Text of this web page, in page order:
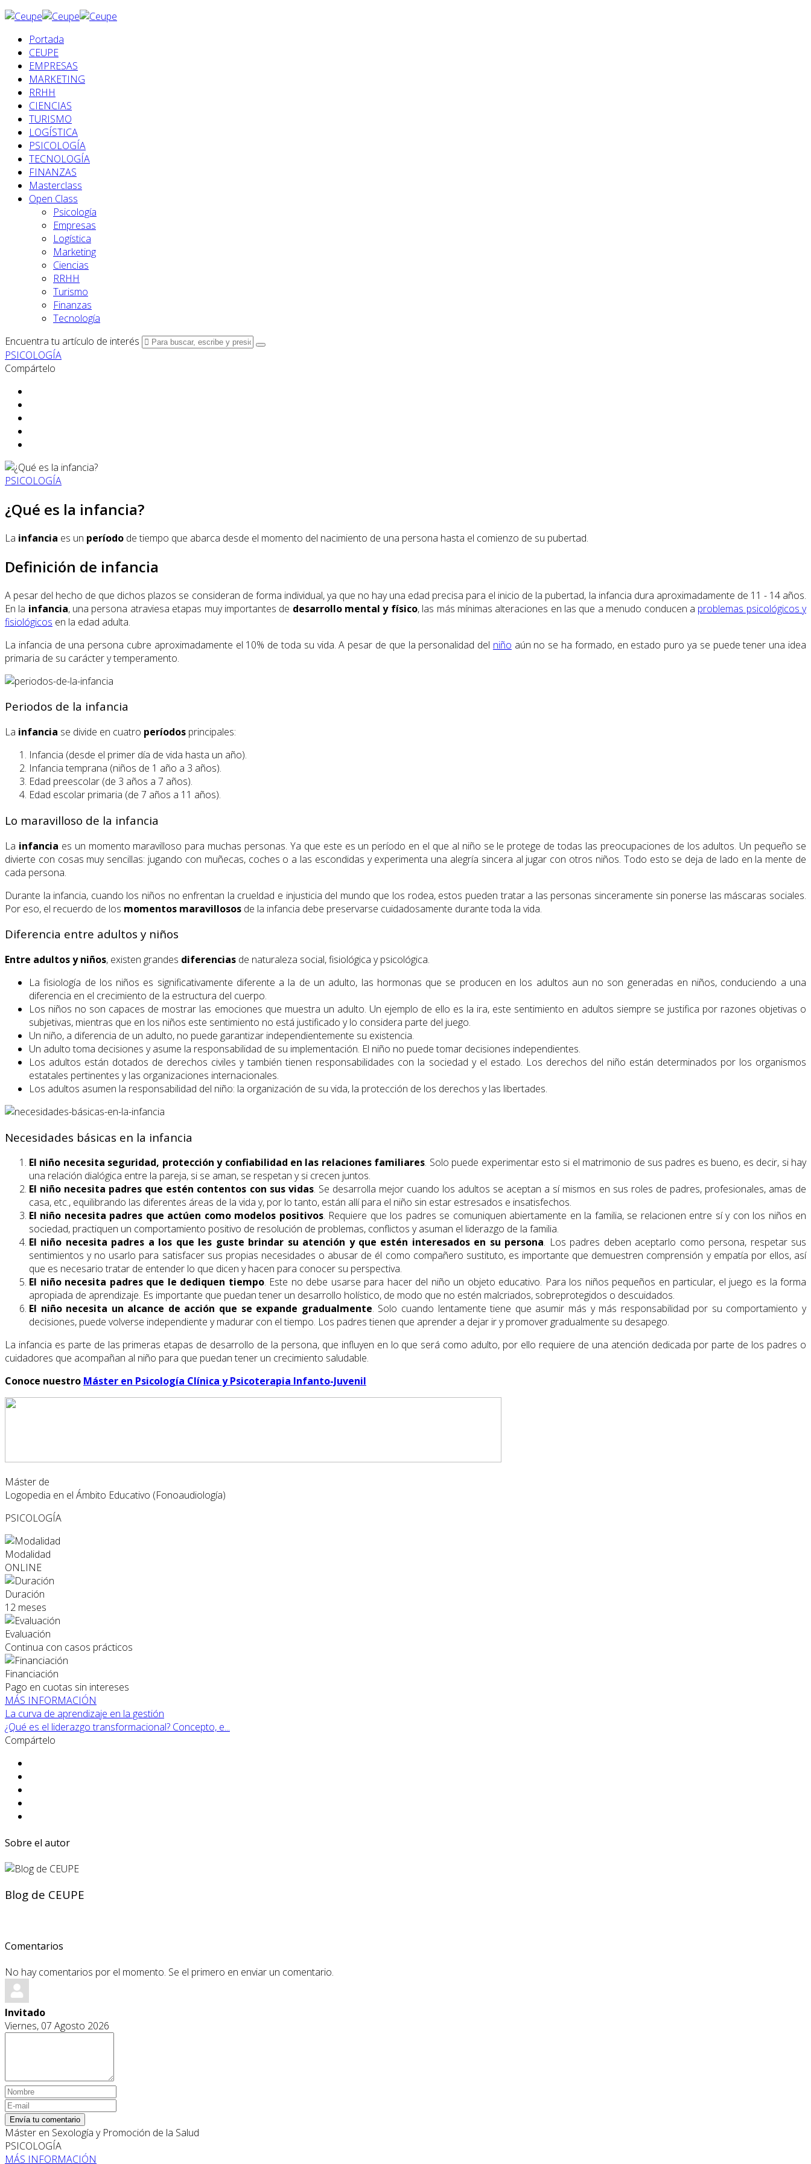
Portada
CEUPE
EMPRESAS
MARKETING
RRHH
CIENCIAS
TURISMO
LOGÍSTICA
PSICOLOGÍA
TECNOLOGÍA
FINANZAS
Masterclass
Open Class
Psicología
Empresas
Logística
Marketing
Ciencias
RRHH
Turismo
Finanzas
Tecnología
Encuentra tu artículo de interés
PSICOLOGÍA
Compártelo
PSICOLOGÍA
¿Qué es la infancia?
La infancia es un período de tiempo que abarca desde el momento del nacimiento de una persona hasta el comienzo de su pubertad.
Definición de infancia
A pesar del hecho de que dichos plazos se consideran de forma individual, ya que no hay una edad precisa para el inicio de la pubertad, la infancia dura aproximadamente de 11 - 14 años.
En la infancia, una persona atraviesa etapas muy importantes de desarrollo mental y físico, las más mínimas alteraciones en las que a menudo conducen a problemas psicológicos y
fisiológicos en la edad adulta.
La infancia de una persona cubre aproximadamente el 10% de toda su vida. A pesar de que la personalidad del niño aún no se ha formado, en estado puro ya se puede tener una idea
primaria de su carácter y temperamento.
Periodos de la infancia
La infancia se divide en cuatro períodos principales:
Infancia (desde el primer día de vida hasta un año).
Infancia temprana (niños de 1 año a 3 años).
Edad preescolar (de 3 años a 7 años).
Edad escolar primaria (de 7 años a 11 años).
Lo maravilloso de la infancia
La infancia es un momento maravilloso para muchas personas. Ya que este es un período en el que al niño se le protege de todas las preocupaciones de los adultos. Un pequeño se
divierte con cosas muy sencillas: jugando con muñecas, coches o a las escondidas y experimenta una alegría sincera al jugar con otros niños. Todo esto se deja de lado en la mente de
cada persona.
Durante la infancia, cuando los niños no enfrentan la crueldad e injusticia del mundo que los rodea, estos pueden tratar a las personas sinceramente sin ponerse las máscaras sociales.
Por eso, el recuerdo de los momentos maravillosos de la infancia debe preservarse cuidadosamente durante toda la vida.
Diferencia entre adultos y niños
Entre adultos y niños, existen grandes diferencias de naturaleza social, fisiológica y psicológica.
La fisiología de los niños es significativamente diferente a la de un adulto, las hormonas que se producen en los adultos aun no son generadas en niños, conduciendo a una
diferencia en el crecimiento de la estructura del cuerpo.
Los niños no son capaces de mostrar las emociones que muestra un adulto. Un ejemplo de ello es la ira, este sentimiento en adultos siempre se justifica por razones objetivas o
subjetivas, mientras que en los niños este sentimiento no está justificado y lo considera parte del juego.
Un niño, a diferencia de un adulto, no puede garantizar independientemente su existencia.
Un adulto toma decisiones y asume la responsabilidad de su implementación. El niño no puede tomar decisiones independientes.
Los adultos están dotados de derechos civiles y también tienen responsabilidades con la sociedad y el estado. Los derechos del niño están determinados por los organismos
estatales pertinentes y las organizaciones internacionales.
Los adultos asumen la responsabilidad del niño: la organización de su vida, la protección de los derechos y las libertades.
Necesidades básicas en la infancia
El niño necesita seguridad, protección y confiabilidad en las relaciones familiares. Solo puede experimentar esto si el matrimonio de sus padres es bueno, es decir, si hay
una relación dialógica entre la pareja, si se aman, se respetan y si crecen juntos.
El niño necesita padres que estén contentos con sus vidas. Se desarrolla mejor cuando los adultos se aceptan a sí mismos en sus roles de padres, profesionales, amas de
casa, etc., equilibrando las diferentes áreas de la vida y, por lo tanto, están allí para el niño sin estar estresados e insatisfechos.
El niño necesita padres que actúen como modelos positivos. Requiere que los padres se comuniquen abiertamente en la familia, se relacionen entre sí y con los niños en
sociedad, practiquen un comportamiento positivo de resolución de problemas, conflictos y asuman el liderazgo de la familia.
El niño necesita padres a los que les guste brindar su atención y que estén interesados ​​en su persona. Los padres deben aceptarlo como persona, respetar sus
sentimientos y no usarlo para satisfacer sus propias necesidades o abusar de él como compañero sustituto, es importante que demuestren comprensión y empatía por ellos, así
que es necesario tratar de entender lo que dicen y hacen para conocer su perspectiva.
El niño necesita padres que le dediquen tiempo. Este no debe usarse para hacer del niño un objeto educativo. Para los niños pequeños en particular, el juego es la forma
apropiada de aprendizaje. Es importante que puedan tener un desarrollo holístico, de modo que no estén malcriados, sobreprotegidos o descuidados.
El niño necesita un alcance de acción que se expande gradualmente. Solo cuando lentamente tiene que asumir más y más responsabilidad por su comportamiento y
decisiones, puede volverse independiente y madurar con el tiempo. Los padres tienen que aprender a dejar ir y promover gradualmente su desapego.
La infancia es parte de las primeras etapas de desarrollo de la persona, que influyen en lo que será como adulto, por ello requiere de una atención dedicada por parte de los padres o
cuidadores que acompañan al niño para que puedan tener un crecimiento saludable.
Conoce nuestro Máster en Psicología Clínica y Psicoterapia Infanto-Juvenil
Máster de
Logopedia en el Ámbito Educativo (Fonoaudiología)
PSICOLOGÍA
Modalidad
ONLINE
Duración
12 meses
Evaluación
Continua con casos prácticos
Financiación
Pago en cuotas sin intereses
MÁS INFORMACIÓN
La curva de aprendizaje en la gestión
¿Qué es el liderazgo transformacional? Concepto, e...
Compártelo
Sobre el autor
Blog de CEUPE
Comentarios
No hay comentarios por el momento. Se el primero en enviar un comentario.
Invitado
Viernes, 07 Agosto 2026
Envía tu comentario
Máster en Sexología y Promoción de la Salud
PSICOLOGÍA
MÁS INFORMACIÓN